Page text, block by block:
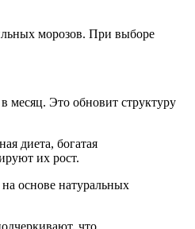
морозов. При выборе
месяц. Это обновит структуру
диета, богатая
их рост.
основе натуральных
что